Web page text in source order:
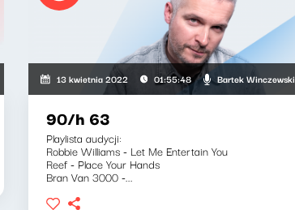
13 kwietnia 2022 01:55:48 Bartek Winczewski
90/h 63
Playlista audycji:
Robbie Williams - Let Me Entertain You
Reef - Place Your Hands
Bran Van 3000 -...